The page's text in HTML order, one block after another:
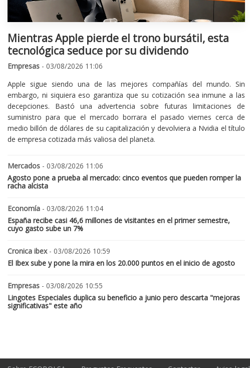
Mientras Apple pierde el trono bursátil, esta
tecnológica seduce por su dividendo
Empresas - 03/08/2026 11:06
Apple sigue siendo una de las mejores compañías del mundo. Sin
embargo, ni siquiera eso garantiza que su cotización sea inmune a las
decepciones. Bastó una advertencia sobre futuras limitaciones de
suministro para que el mercado borrara el pasado viernes cerca de
medio billón de dólares de su capitalización y devolviera a Nvidia el título
de empresa cotizada más valiosa del planeta.
Mercados - 03/08/2026 11:06
Agosto pone a prueba al mercado: cinco eventos que pueden romper la
racha alcista
Economía - 03/08/2026 11:04
España recibe casi 46,6 millones de visitantes en el primer semestre,
cuyo gasto sube un 7%
Cronica ibex- 03/08/2026 10:59
El Ibex sube y pone la mira en los 20.000 puntos en el inicio de agosto
Empresas - 03/08/2026 10:55
Lingotes Especiales duplica su beneficio a junio pero descarta "mejoras
significativas" este año